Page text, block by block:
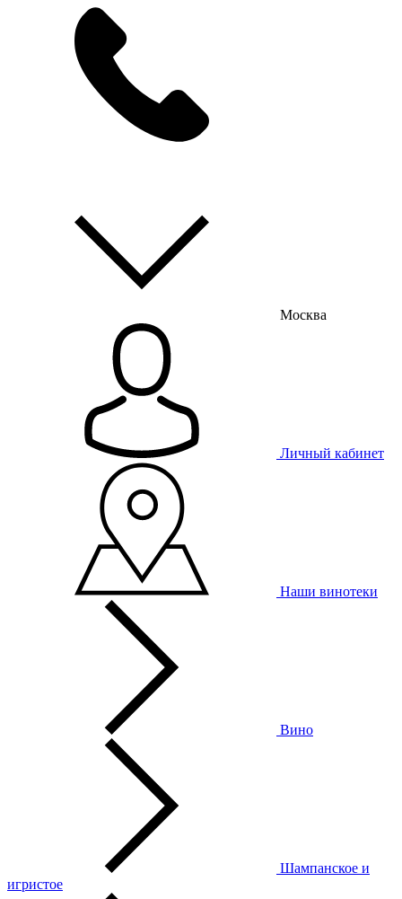
Москва
Личный кабинет
Наши винотеки
Вино
Шампанское и
игристое